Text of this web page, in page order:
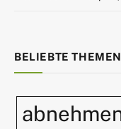
BELIEBTE THEMEN